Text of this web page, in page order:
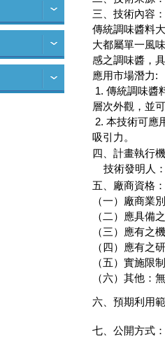
三、技術內容：
傳統調味醬料
大都屬單一風
感之調味醬，
應用市場潛力:
1. 傳統調味醬
層次外觀，並
2. 本技術可應
吸引力。
四、計畫執行
技術發明人
五、廠商資格：
（一）廠商業
（二）應具備
（三）應有之
（四）應有之
（五）實施限
（六）其他：無
六、預期利用
七、公開方式：